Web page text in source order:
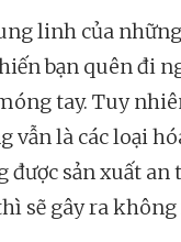
linh của
bạn quên đi
tay. Tuy
vẫn là các loại
được sản xuất an
sẽ gây ra không